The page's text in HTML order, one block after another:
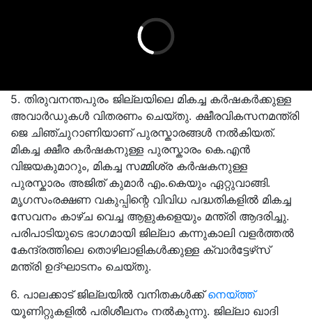
5. തിരുവനന്തപുരം ജില്ലയിലെ മികച്ച കർഷകർക്കുള്ള
അവാർഡുകൾ വിതരണം ചെയ്തു. ക്ഷീരവികസനമന്ത്രി
ജെ ചിഞ്ചുറാണിയാണ് പുരസ്കാരങ്ങൾ നൽകിയത്.
മികച്ച ക്ഷീര കർഷകനുള്ള പുരസ്കാരം കെ.എൻ
വിജയകുമാറും, മികച്ച സമ്മിശ്ര കർഷകനുള്ള
പുരസ്കാരം അജിത് കുമാർ എം.കെയും ഏറ്റുവാങ്ങി.
മൃഗസംരക്ഷണ വകുപ്പിന്റെ വിവിധ പദ്ധതികളിൽ മികച്ച
സേവനം കാഴ്ച വെച്ച ആളുകളെയും മന്ത്രി ആദരിച്ചു.
പരിപാടിയുടെ ഭാഗമായി ജില്ലാ കന്നുകാലി വളർത്തൽ
കേന്ദ്രത്തിലെ തൊഴിലാളികൾക്കുള്ള ക്വാർട്ടേഴ്‌സ്
മന്ത്രി ഉദ്ഘാടനം ചെയ്തു.
6. പാലക്കാട് ജില്ലയിൽ വനിതകള്‍ക്ക്നെയ്ത്ത്
യൂണിറ്റുകളില്‍ പരിശീലനം നൽകുന്നു. ജില്ലാ ഖാദി